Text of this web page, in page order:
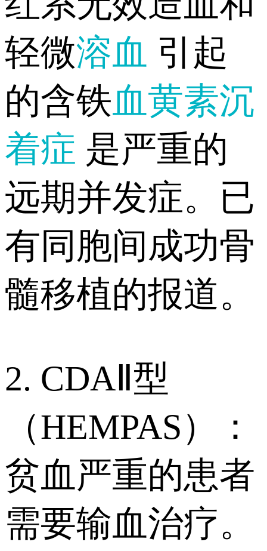
轻微溶血 引起
的含铁血黄素沉
着症 是严重的
远期并发症。已
有同胞间成功骨
髓移植的报道。
2. CDAⅡ型
（HEMPAS）：
贫血严重的患者
需要输血治疗。